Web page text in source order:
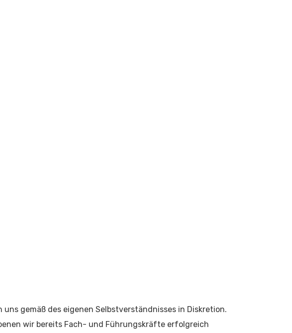
gemäß des eigenen Selbstverständnisses in Diskretion.
wir bereits Fach- und Führungskräfte erfolgreich